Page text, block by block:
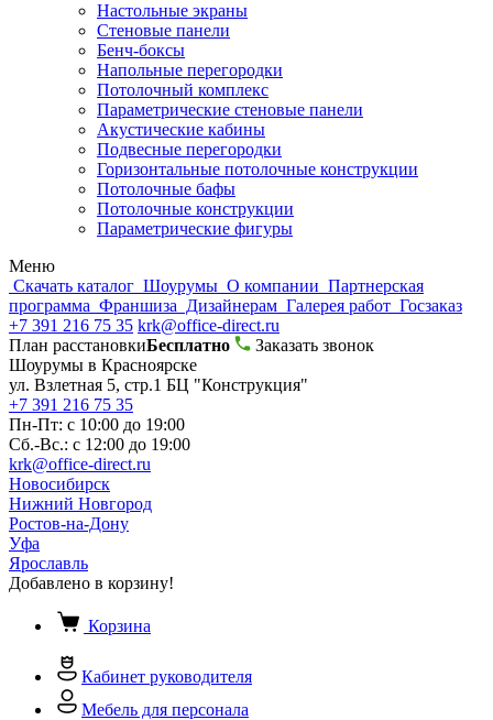
Настольные экраны
Стеновые панели
Бенч-боксы
Напольные перегородки
Потолочный комплекс
Параметрические стеновые панели
Акустические кабины
Подвесные перегородки
Горизонтальные потолочные конструкции
Потолочные бафы
Потолочные конструкции
Параметрические фигуры
Меню
Скачать каталог Шоурумы О компании Партнерская
программа Франшиза Дизайнерам Галерея работ Госзаказ
+7 391 216 75 35 krk@office-direct.ru
План расстановкиБесплатно
Заказать звонок
Шоурумы в Красноярске
ул. Взлетная 5, стр.1 БЦ "Конструкция"
+7 391 216 75 35
Пн-Пт: с 10:00 до 19:00
Сб.-Вс.: с 12:00 до 19:00
krk@office-direct.ru
Новосибирск
Нижний Новгород
Ростов-на-Дону
Уфа
Ярославль
Добавлено в корзину!
Корзина
Кабинет руководителя
Мебель для персонала